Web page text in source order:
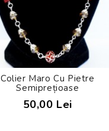
Colier Maro Cu Pietre
Semiprețioase
50,00 Lei